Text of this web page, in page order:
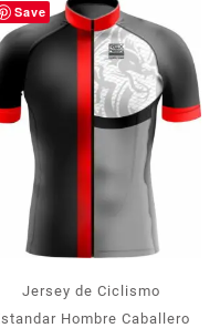
Save
Jersey de Ciclismo
Hombre Caballero